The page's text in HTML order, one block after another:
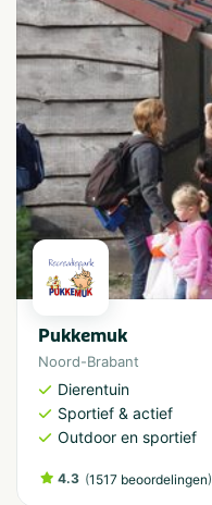
Pukkemuk
Noord-Brabant
Dierentuin
Sportief & actief
Outdoor en sportief
4.3 (1517 beoordelingen)